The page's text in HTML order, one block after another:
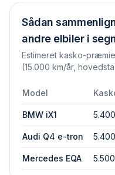
Sådan
andre elbiler i
Estimeret kasko-
(15.000 km/år,
Model
BMW iX1
Audi Q4 e-tron
Mercedes EQA